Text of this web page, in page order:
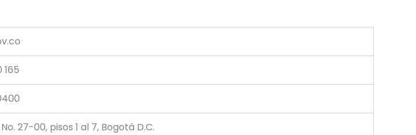
165
27-00, pisos 1 al 7, Bogotá D.C.